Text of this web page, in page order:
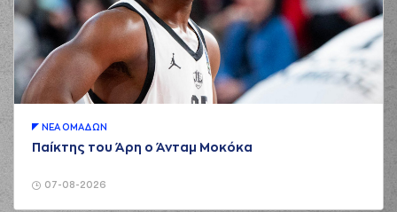
07-08-2026
ΝΕA ΟΜAΔΩΝ
Παίκτης του Άρη ο Άνταμ Μοκόκα